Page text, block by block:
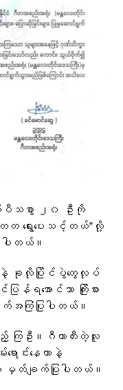
းပီသစွာ ၂၀ ဦးကို
တ ရွေးပေးသင့်တယ်”လို့
ါတယ်။
ခုလိုပြိုင်ပွဲတွေလုပ်
ရအောင်သာ ကြိုးစား
ကြံပြုပါတယ်။
ည့် ကြဦး။ဂီတာတီးတဲ့လူ
ာင်းနေတာနဲ့
မှတ်ချက်ပြုပါတယ်။